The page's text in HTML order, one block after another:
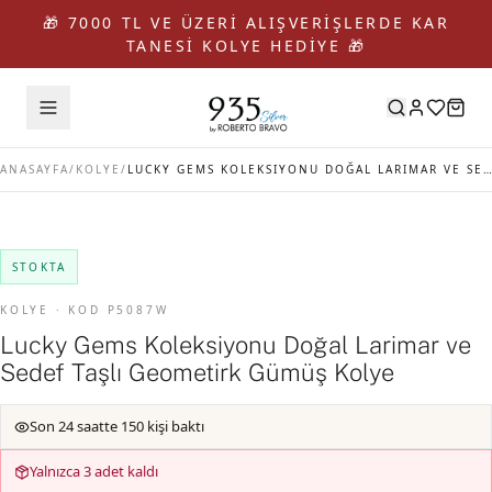
🎁 7000 TL VE ÜZERİ ALIŞVERİŞLERDE KAR
TANESİ KOLYE HEDİYE 🎁
ANASAYFA/ KOLYE / LUCKY GEMS KOLEKSIYONU DOĞAL LARIMAR VE SEDEF TAŞLI GEOMETIRK GÜMÜŞ KOLYE
STOKTA
KOLYE · KOD P5087W
Lucky Gems Koleksiyonu Doğal Larimar ve
Sedef Taşlı Geometirk Gümüş Kolye
Son 24 saatte 150 kişi baktı
Yalnızca 3 adet kaldı